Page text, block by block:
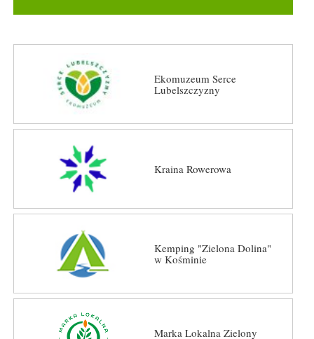
Ekomuzeum Serce
Lubelszczyzny
Kraina Rowerowa
Kemping "Zielona Dolina"
w Kośminie
Marka Lokalna Zielony